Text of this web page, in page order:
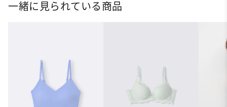
一緒に見られている商品